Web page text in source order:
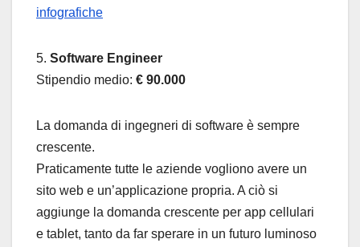
infografiche
5. Software Engineer
Stipendio medio: € 90.000
La domanda di ingegneri di software è sempre
crescente.
Praticamente tutte le aziende vogliono avere un
sito web e un’applicazione propria. A ciò si
aggiunge la domanda crescente per app cellulari
e tablet, tanto da far sperare in un futuro luminoso